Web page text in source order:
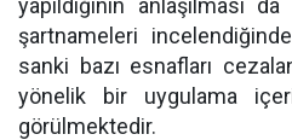
yapıldığının anlaşılması
şartnameleri
sanki bazı esnafları
yönelik bir uygulama
görülmektedir.